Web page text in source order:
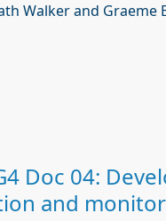
Walker and Graeme
Doc 04:
and